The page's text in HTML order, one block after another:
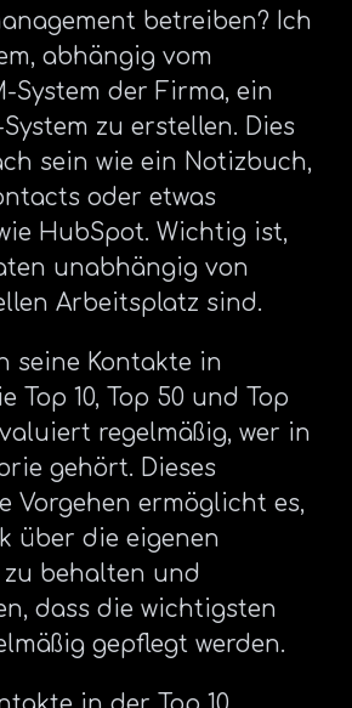
betreiben? Ich
abhängig vom
System der Firma, ein
zu erstellen. Dies
sein wie ein Notizbuch,
oder etwas
HubSpot. Wichtig ist,
unabhängig von
Arbeitsplatz sind.
seine Kontakte in
Top 10, Top 50 und Top
regelmäßig, wer in
gehört. Dieses
Vorgehen ermöglicht es,
über die eigenen
zu behalten und
dass die wichtigsten
gepflegt werden.